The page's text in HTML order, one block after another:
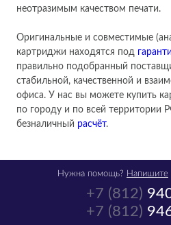
неотразимым качеством печати.
Оригинальные и совместимые
картриджи находятся под
правильно подобранный
стабильной, качественной и
офиса. У нас вы можете купить
по городу и по всей территории
безналичный расчёт.
+7 (812)
+7 (812)
Нужна помощь? Напишите